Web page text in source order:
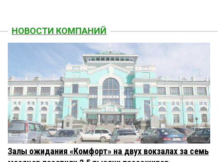
НОВОСТИ КОМПАНИЙ
Залы ожидания «Комфорт» на двух вокзалах за семь